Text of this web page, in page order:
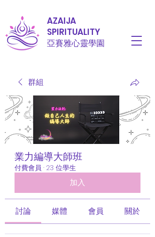
AZAIJA
SPIRITUALITY
亞賽雅心靈學園
群組
業力編導大師班
付費會員 · 23 位學生
加入
討論 媒體 會員 關於